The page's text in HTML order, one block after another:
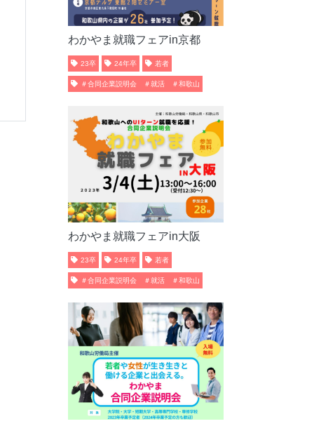
わかやま就職フェアin京都
23卒 24年卒 若者
＃合同企業説明会 ＃就活 ＃和歌山
わかやま就職フェアin大阪
23卒 24年卒 若者
＃合同企業説明会 ＃就活 ＃和歌山